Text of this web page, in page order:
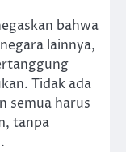
bahwa
lainnya,
Tidak ada
semua harus
tanpa